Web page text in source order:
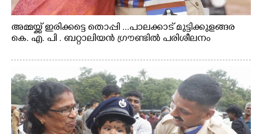
അമ്മയ്ക്ക് ഇരിക്കട്ടെ തൊപ്പി ...പാലക്കാട് മുട്ടിക്കുളങ്ങര
കെ. എ. പി . ബറ്റാലിയൻ ഗ്രൗണ്ടിൽ പരിശീലനം